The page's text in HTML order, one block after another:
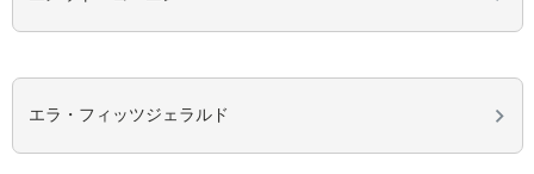
エラ・フィッツジェラルド